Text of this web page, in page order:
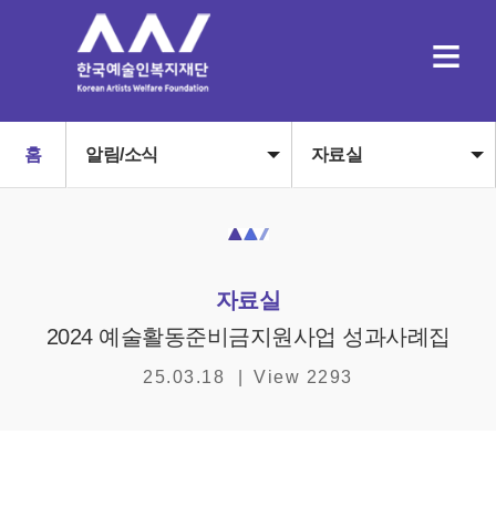
≡
홈 알림/소식 자료실
자료실
2024 예술활동준비금지원사업 성과사례집
25.03.18 View 2293